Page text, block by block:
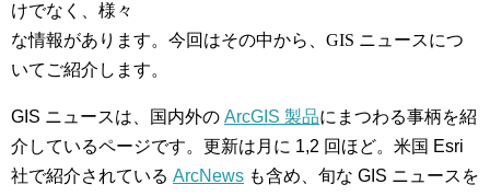
けでなく、様々
な情報があります。今回はその中から、GIS ニュースにつ
いてご紹介します。
GIS ニュースは、国内外の ArcGIS 製品にまつわる事柄を紹
介しているページです。更新は月に 1,2 回ほど。米国 Esri
社で紹介されている ArcNews も含め、旬な GIS ニュースを